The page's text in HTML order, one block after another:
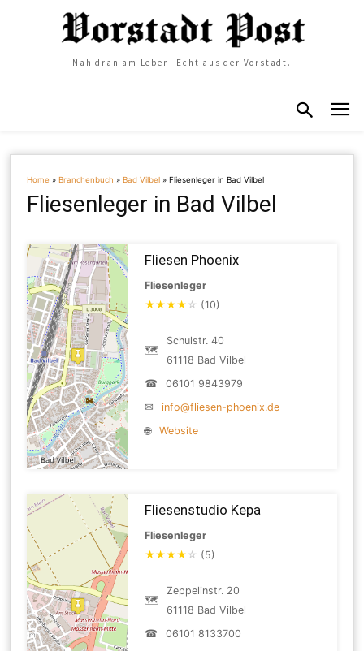
Nah dran am Leben. Echt aus der Vorstadt.
Home »Branchenbuch »Bad Vilbel »Fliesenleger in Bad Vilbel
Fliesenleger in Bad Vilbel
Fliesen Phoenix
Fliesenleger
★★★★ ☆ (10)
🗺
Schulstr. 40
61118 Bad Vilbel
☎
06101 9843979
✉
info@fliesen-phoenix.de
🌐
Website
Fliesenstudio Kepa
Fliesenleger
★★★★ ☆ (5)
🗺
Zeppelinstr. 20
61118 Bad Vilbel
☎
06101 8133700